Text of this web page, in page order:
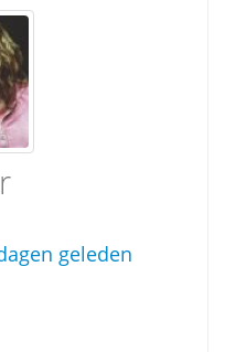
geleden